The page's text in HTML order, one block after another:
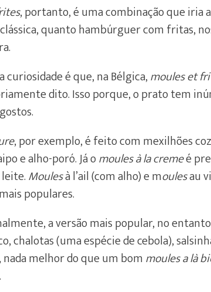
, portanto, é uma combinação que iria
quanto hambúrguer com fritas,
curiosidade é que, na Bélgica,moules et
dito. Isso porque, o prato tem
, por exemplo, é feito com mexilhões
e alho-poró. Já omoules à la cremeé
Moulesà l’ail (com alho) e moulesau
populares.
a versão mais popular, no
chalotas (uma espécie de cebola),
melhor do que um bommoules a là